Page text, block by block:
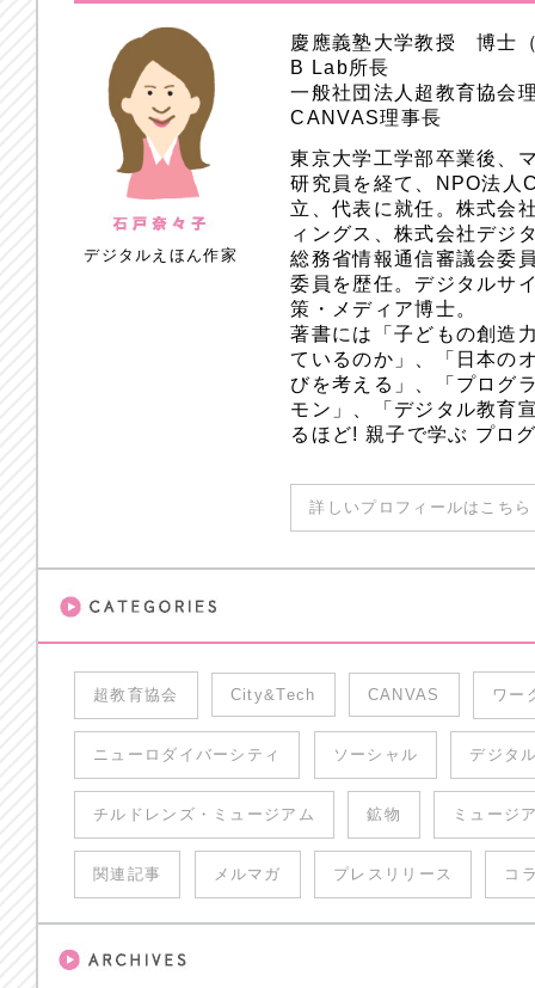
デジタルえほん作家
慶應義塾大学教授 博士
B Lab所長
一般社団法人超教育協会
CANVAS理事長
東京大学工学部卒業後、
研究員を経て、NPO法人
立、代表に就任。株式会
ィングス、株式会社デジ
総務省情報通信審議会委
委員を歴任。デジタルサ
策・メディア博士。
著書には「子どもの創造
ているのか」、「日本の
びを考える」、「プログ
モン」、「デジタル教育
るほど! 親子で学ぶ プロ
詳しいプロフィールはこち
超教育協会 City&Tech CANVAS ワー
ニューロダイバーシティ ソーシャル デジタ
チルドレンズ・ミュージアム 鉱物 ミュージ
関連記事 メルマガ プレスリリース コ